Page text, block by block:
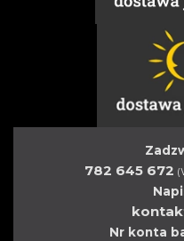
782 645 672
Nr konta